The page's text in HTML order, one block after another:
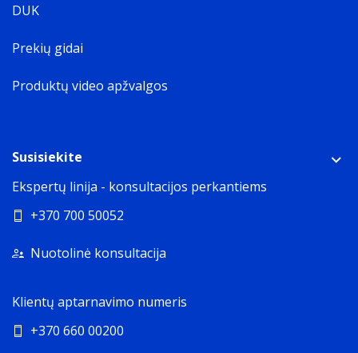
DUK
Prekių gidai
Produktų video apžvalgos
Susisiekite
Ekspertų linija - konsultacijos perkantiems
+370 700 50052
Nuotolinė konsultacija
Klientų aptarnavimo numeris
+370 660 00200